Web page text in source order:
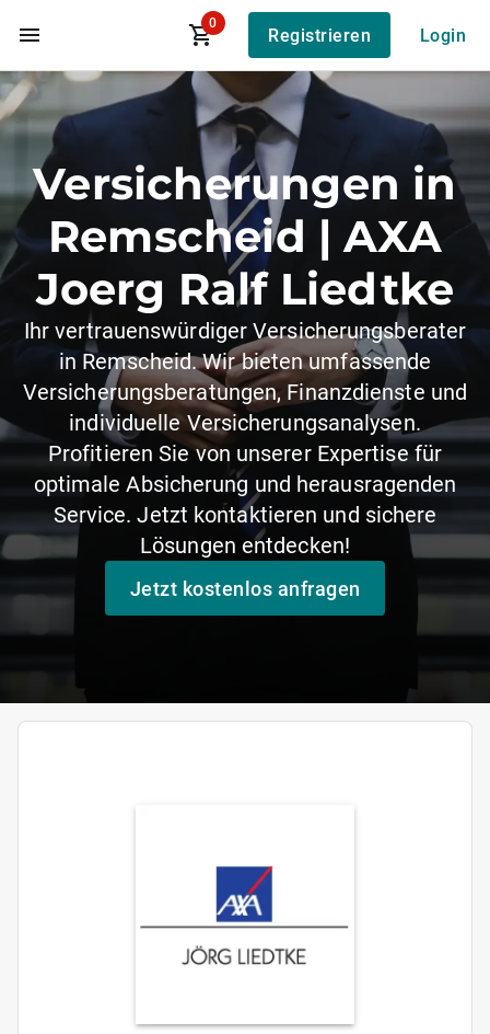
Zum Hauptinhalt
0
Registrieren Login
Versicherungen in
Remscheid | AXA
Joerg Ralf Liedtke
Ihr vertrauenswürdiger Versicherungsberater
in Remscheid. Wir bieten umfassende
Versicherungsberatungen, Finanzdienste und
individuelle Versicherungsanalysen.
Profitieren Sie von unserer Expertise für
optimale Absicherung und herausragenden
Service. Jetzt kontaktieren und sichere
Lösungen entdecken!
Jetzt kostenlos anfragen